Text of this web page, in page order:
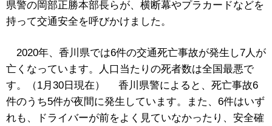
県警の岡部正勝本部長らが、横断幕やプラカードなどを
持って交通安全を呼びかけました。
2020年、香川県では6件の交通死亡事故が発生し7人が
亡くなっています。人口当たりの死者数は全国最悪で
す。（1月30日現在） 香川県警によると、死亡事故6
件のうち5件が夜間に発生しています。また、6件はいず
れも、ドライバーが前をよく見ていなかったり、安全確